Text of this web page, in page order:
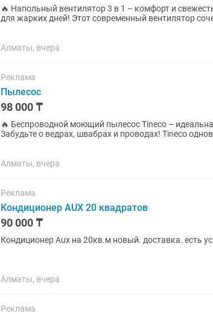
🔥 Напольный вентилятор 3 в 1 – комфорт и
для жарких дней! Этот современный вентилятор
Алматы, вчера
Реклама
Пылесос
98 000 ₸
🔥 Беспроводной моющий пылесос Tineco –
Забудьте о ведрах, швабрах и проводах! Tineco
Алматы, вчера
Реклама
Кондиционер AUX 20 квадратов
90 000 ₸
Кондиционер Aux на 20кв.м новый. доставка. есть
Алматы, вчера
Реклама